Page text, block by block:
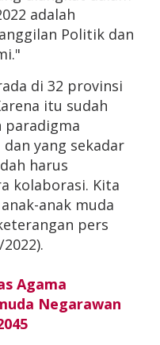
adalah
Politik dan
di 32 provinsi
itu sudah
paradigma
yang sekadar
harus
kolaborasi. Kita
anak muda
pers
Agama
Negarawan